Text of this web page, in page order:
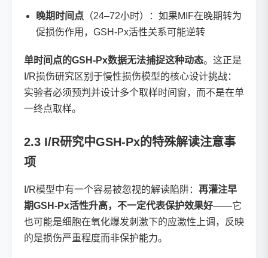
晚期时间点 （24–72小时）：如果MIF在晚期转为
促损伤作用，GSH-Px活性关系可能逆转
单时间点的GSH-Px数据无法捕捉这种动态。这正是
I/R损伤研究区别于慢性损伤模型的核心设计挑战：
实验者必须预判并设计多个取样时间窗，而不是在单
一终点取样。
2.3 I/R研究中GSH-Px的特殊解读注意事
项
I/R模型中有一个容易被忽视的解读陷阱： 再灌注早
期GSH-Px活性升高，不一定代表保护效果好——它
也可能是细胞在氧化爆发刺激下的应激性上调，反映
的是损伤严重程度而非保护能力。